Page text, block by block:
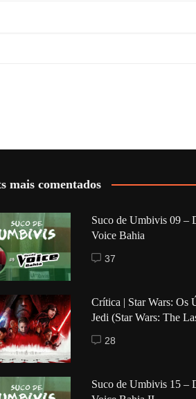
mais comentados
Suco de Umbivis 09 –
Voice Bahia
37
Crítica | Star Wars: Os
Jedi (Star Wars: The
28
Suco de Umbivis 15 –